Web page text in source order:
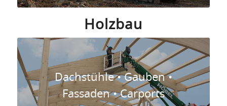
Holzbau
Dachstühle • Gauben •
Fassaden • Carports